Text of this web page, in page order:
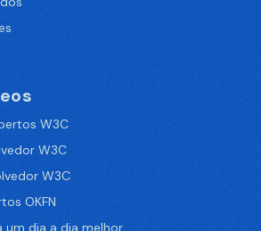
W3C
W3C
W3C
OKFN
um dia a dia melhor